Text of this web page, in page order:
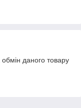
даного товару